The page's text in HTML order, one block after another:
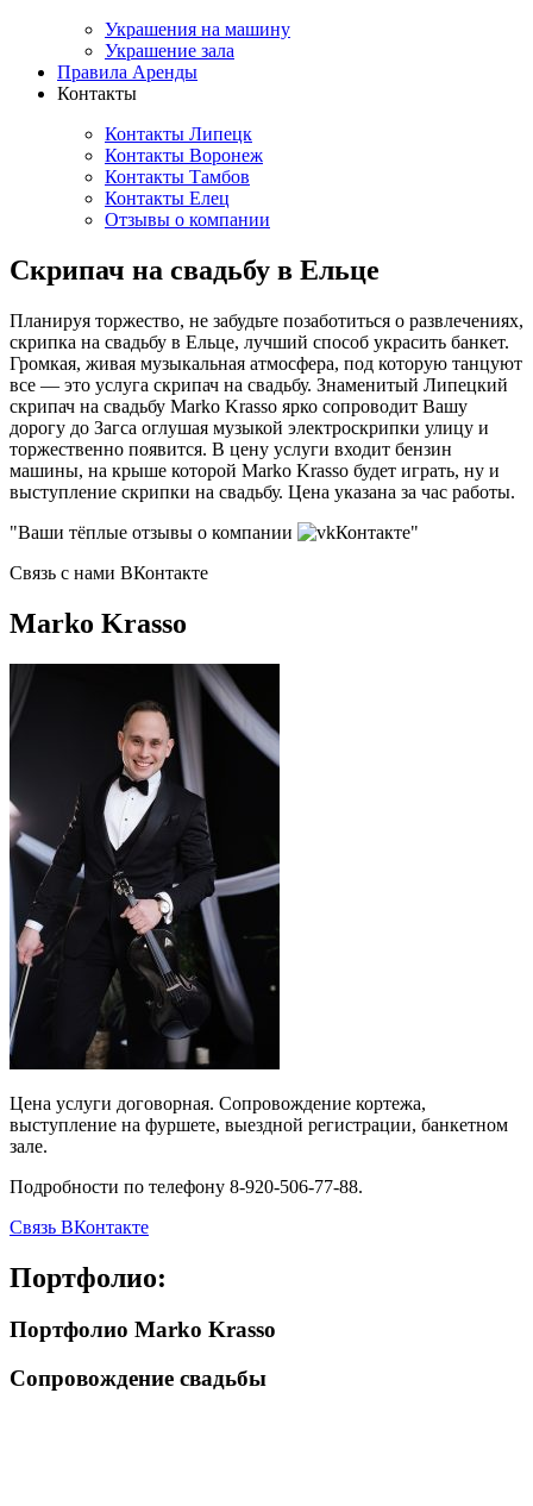
Украшения на машину
Украшение зала
Правила Аренды
Контакты
Контакты Липецк
Контакты Воронеж
Контакты Тамбов
Контакты Елец
Отзывы о компании
Скрипач на свадьбу в Ельце
Планируя торжество, не забудьте позаботиться о развлечениях,
скрипка на свадьбу в Ельце, лучший способ украсить банкет.
Громкая, живая музыкальная атмосфера, под которую танцуют
все — это услуга скрипач на свадьбу. Знаменитый Липецкий
скрипач на свадьбу Marko Krasso ярко сопроводит Вашу
дорогу до Загса оглушая музыкой электроскрипки улицу и
торжественно появится. В цену услуги входит бензин
машины, на крыше которой Marko Krasso будет играть, ну и
выступление скрипки на свадьбу. Цена указана за час работы.
"Ваши тёплые отзывы о компании
Контакте"
Связь с нами ВКонтакте
Marko Krasso
Цена услуги договорная. Сопровождение кортежа,
выступление на фуршете, выездной регистрации, банкетном
зале.
Подробности по телефону 8-920-506-77-88.
Связь ВКонтакте
Портфолио:
Портфолио Marko Krasso
Сопровождение свадьбы